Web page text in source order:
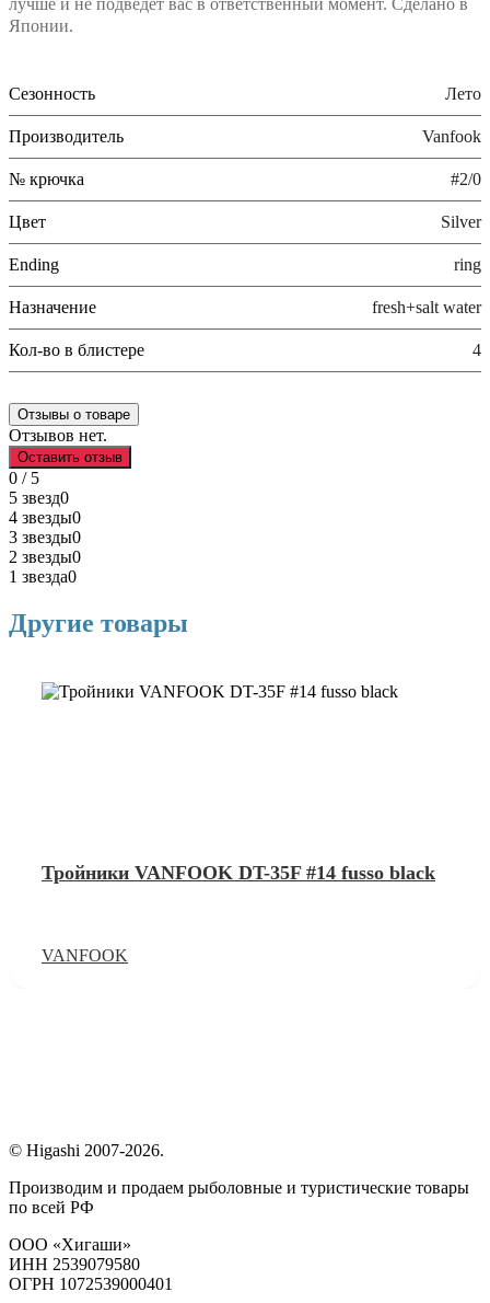
Японии.
Сезонность Лето
Производитель Vanfook
№ крючка #2/0
Цвет Silver
Ending ring
Назначение fresh+salt water
Кол-во в блистере 4
Отзывы о товаре
Отзывов нет.
Оставить отзыв
0 / 5
5 звезд0
4 звезды0
3 звезды0
2 звезды0
1 звезда0
Другие товары
Тройники VANFOOK DT-35F #14 fusso black
VANFOOK
© Higashi 2007-2026.
Производим и продаем рыболовные и туристические товары
по всей РФ
ООО «Хигаши»
ИНН 2539079580
ОГРН 1072539000401